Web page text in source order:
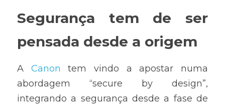
Segurança tem de ser
pensada desde a origem
A Canon tem vindo a apostar numa
abordagem “secure by design”,
integrando a segurança desde a fase de